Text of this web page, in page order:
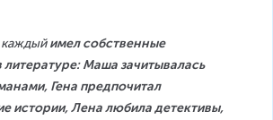
каждый имел собственные
литературе: Маша зачитывалась
Гена предпочитал
истории, Лена любила детективы,